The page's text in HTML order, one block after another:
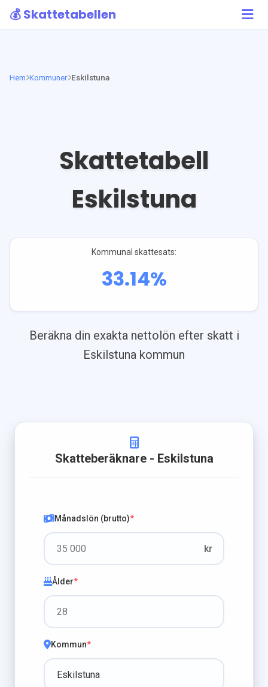
💰 Skattetabellen
Hem Kommuner Eskilstuna
Skattetabell
Eskilstuna
Kommunal skattesats:
33.14%
Beräkna din exakta nettolön efter skatt i
Eskilstuna kommun
Skatteberäknare - Eskilstuna
Månadslön (brutto)*
kr
Ålder*
Kommun*